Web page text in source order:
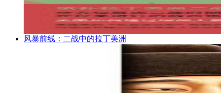
风暴前线：二战中的拉丁美洲